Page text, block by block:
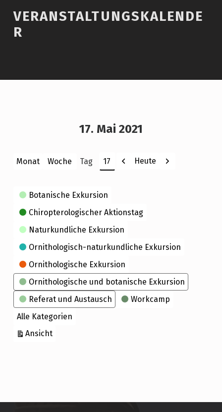
VERANSTALTUNGSKALENDE
R
17. Mai 2021
Monat Woche Tag
Monat
Tag
Jahr
Zurück
Heute Weiter
Kategorien
Botanische Exkursion
Chiropterologischer Aktionstag
Naturkundliche Exkursion
Ornithologisch-naturkundliche Exkursion
Ornithologische Exkursion
Ornithologische und botanische Exkursion
Referat und Austausch
Workcamp
Alle Kategorien
Ansichtausdrucken